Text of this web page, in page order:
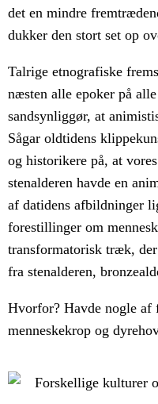
det en mindre
dukker den stort set op
Talrige etnografiske
næsten alle epoker på
sandsynliggør, at
Sågar oldtidens
og historikere på, at
stenalderen havde en
af datidens afbildninger
forestillinger om
transformatorisk træk,
fra stenalderen,
Hvorfor? Havde nogle af
menneskekrop og